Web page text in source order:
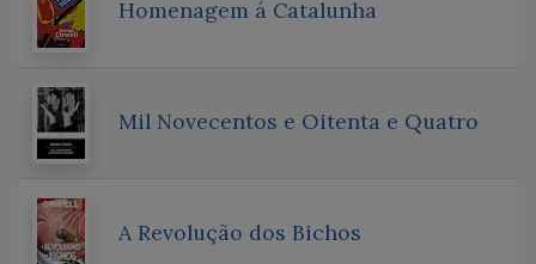
Homenagem á Catalunha
Mil Novecentos e Oitenta e Quatro
A Revolução dos Bichos